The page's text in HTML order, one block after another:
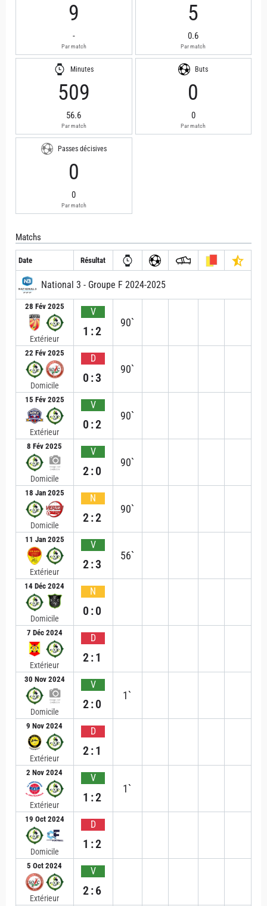
9
-
Par match
5
0.6
Par match
Minutes
509
56.6
Par match
Buts
0
0
Par match
Passes décisives
0
0
Par match
Matchs
Date Résultat
National 3 - Groupe F 2024-2025
28 Fév 2025
Extérieur
V
1:2
90`
22 Fév 2025
Domicile
D
0:3
90`
15 Fév 2025
Extérieur
V
0:2
90`
8 Fév 2025
Domicile
V
2:0
90`
18 Jan 2025
Domicile
N
2:2
90`
11 Jan 2025
Extérieur
V
2:3
56`
14 Déc 2024
Domicile
N
0:0
7 Déc 2024
Extérieur
D
2:1
30 Nov 2024
Domicile
V
2:0
1`
9 Nov 2024
Extérieur
D
2:1
2 Nov 2024
Extérieur
V
1:2
1`
19 Oct 2024
Domicile
D
1:2
5 Oct 2024
Extérieur
V
2:6